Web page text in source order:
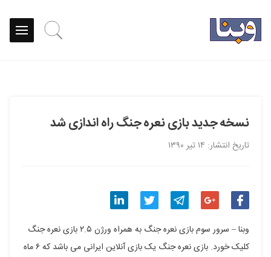
نسخه جدید بازی نعره جنگ راه اندازی شد
تاریخ انتشار: ۱۴ تیر ۱۳۹۰
گذاری گذاری گذاری
اشتراک
گذاری گذاری
وبنا – سرور سوم بازی نعره جنگ به همراه ورژن ۲.۵ بازی نعره جنگ
کلیک خورد. بازی نعره جنگ یک بازی آنلاین ایرانی می باشد که ۶ ماه